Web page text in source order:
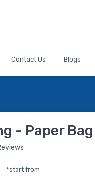
Contact Us Blogs
- Paper
*start from